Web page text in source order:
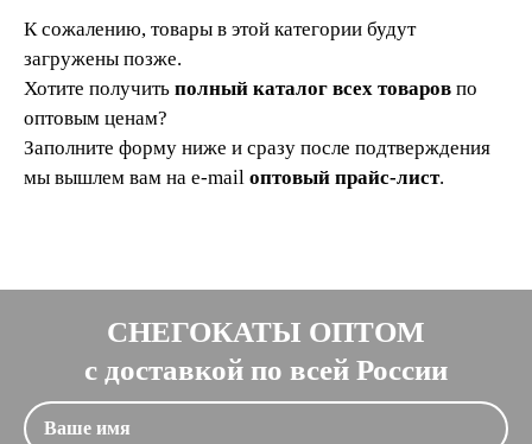
К сожалению, товары в этой категории будут
загружены позже.
Хотите получить полный каталог всех товаров по
оптовым ценам?
Заполните форму ниже и сразу после подтверждения
мы вышлем вам на e-mail оптовый прайс-лист.
СНЕГОКАТЫ ОПТОМ
с доставкой по всей России